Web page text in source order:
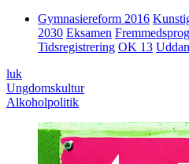
Gymnasiereform 2016
2030 Eksamen Fremmedsprog
Tidsregistrering OK 13
luk
Ungdomskultur
Alkoholpolitik